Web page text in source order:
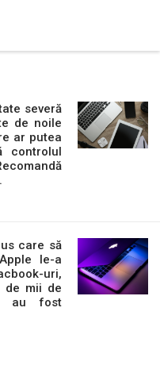
severă
de noile
ar putea
controlul
care să
le-a
uri,
de mii de
au fost